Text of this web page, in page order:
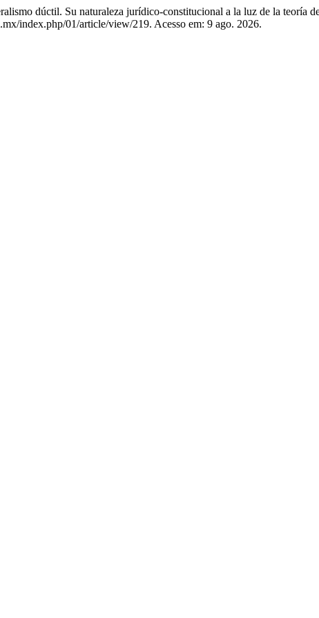
dúctil. Su naturaleza jurídico-constitucional a la luz de la teoría
index.php/01/article/view/219. Acesso em: 9 ago. 2026.